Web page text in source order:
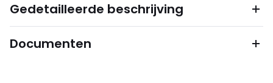
Gedetailleerde beschrijving
Documenten